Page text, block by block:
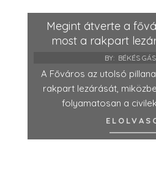
Megint átverte a
most a rakpart
BY: BÉKÉS
A Főváros az utolsó
rakpart lezárását,
folyamatosan a